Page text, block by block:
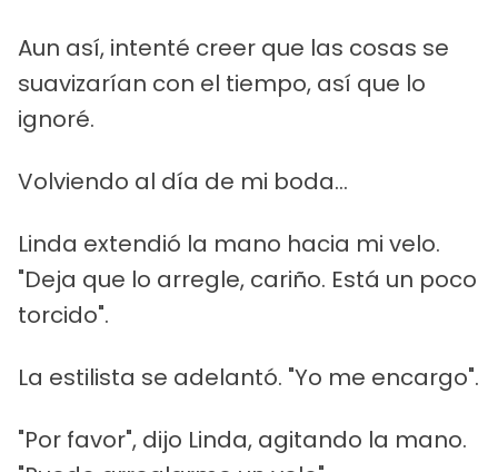
Aun así, intenté creer que las cosas se
suavizarían con el tiempo, así que lo
ignoré.
Volviendo al día de mi boda...
Linda extendió la mano hacia mi velo.
"Deja que lo arregle, cariño. Está un poco
torcido".
La estilista se adelantó. "Yo me encargo".
"Por favor", dijo Linda, agitando la mano.